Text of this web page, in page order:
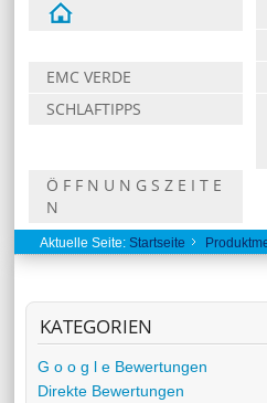
EMC VERDE
SCHLAFTIPPS
Ö F F N U N G S Z E I T E
N
Aktuelle Seite:Startseite
KATEGORIEN
G o o g l e Bewertungen
Direkte Bewertungen